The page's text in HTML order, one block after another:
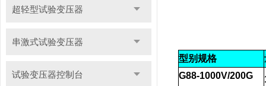
超轻型试验变压器
串激式试验变压器
试验变压器控制台
型别规格
G88-1000V/200G